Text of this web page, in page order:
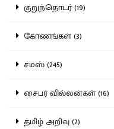
குறுந்தொடர் (19)
கோணங்கள் (3)
சமஸ் (245)
சைபர் வில்லன்கள் (16)
தமிழ் அறிவு (2)